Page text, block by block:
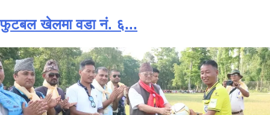
फुटबल खेलमा वडा नं. ६...